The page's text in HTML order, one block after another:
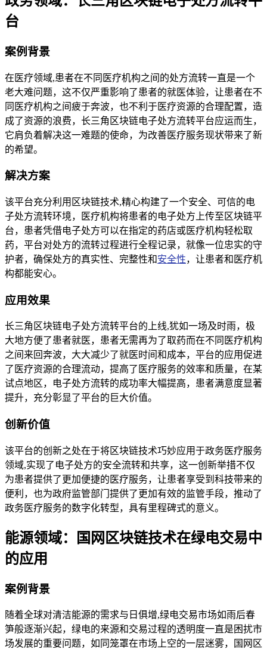
台
案例背景
在医疗领域,患者在不同医疗机构之间的处方流转一直是一个
老大难问题，这不仅严重影响了患者的就医体验，让患者在不
同医疗机构之间疲于奔波，也不利于医疗资源的合理配置，造
成了资源的浪费，长三角区块链电子处方流转平台应运而生，
它肩负着解决这一难题的使命，为改善医疗服务现状带来了新
的希望。
解决方案
该平台充分利用区块链技术,精心构建了一个安全、可信的电
子处方流转环境，医疗机构将患者的电子处方上传至区块链平
台，患者凭借电子处方可以在指定的药店或医疗机构轻松取
药，平台对处方的流转过程进行全程记录，就像一位忠实的守
护者，确保处方的真实性、完整性和安全性，让患者和医疗机
构都能安心。
应用效果
长三角区块链电子处方流转平台的上线,犹如一场及时雨，极
大地方便了患者就医，患者无需再为了取药而在不同医疗机构
之间来回奔波，大大减少了就医时间和成本，平台的应用促进
了医疗资源的合理流动，提高了医疗服务的效率和质量，在某
试点地区，电子处方流转的成功率大幅提高，患者满意度显著
提升，充分彰显了平台的巨大价值。
创新价值
该平台的创新之处在于将区块链技术巧妙应用于政务医疗服务
领域,实现了电子处方的安全流转和共享，这一创新举措不仅
为患者提供了更加便捷的医疗服务，让患者享受到科技带来的
便利，也为政府监管部门提供了更加有效的监管手段，推动了
政务医疗服务的数字化转型，具有里程碑式的意义。
能源领域：国网区块链技术在绿电交易中
的应用
案例背景
随着全球对清洁能源的需求与日俱增,绿电交易市场如雨后春
笋般逐渐兴起，绿电的来源和交易过程的透明度一直是困扰市
场发展的重要问题，如同笼罩在市场上空的一层迷雾，国网区